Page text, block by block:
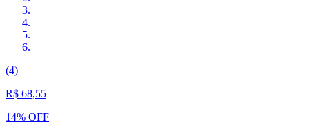
(4)
R$ 68,55
14% OFF